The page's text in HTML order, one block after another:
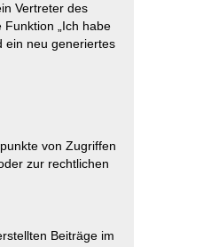
Vertreter des
„Ich habe
ein neu generiertes
von Zugriffen
zur rechtlichen
Beiträge im